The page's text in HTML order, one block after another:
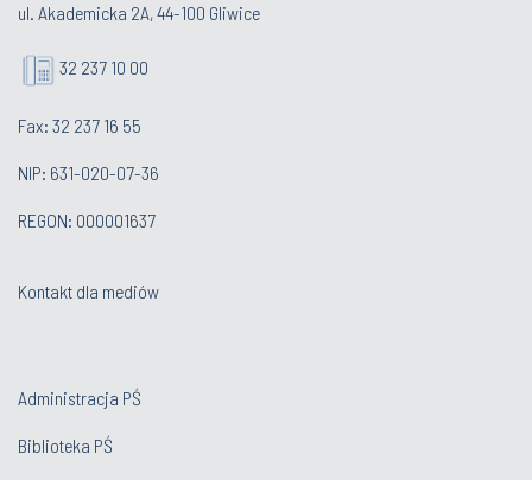
ul. Akademicka 2A, 44-100 Gliwice
32 237 10 00
Fax: 32 237 16 55
NIP: 631-020-07-36
REGON: 000001637
Kontakt dla mediów
Administracja PŚ
Biblioteka PŚ